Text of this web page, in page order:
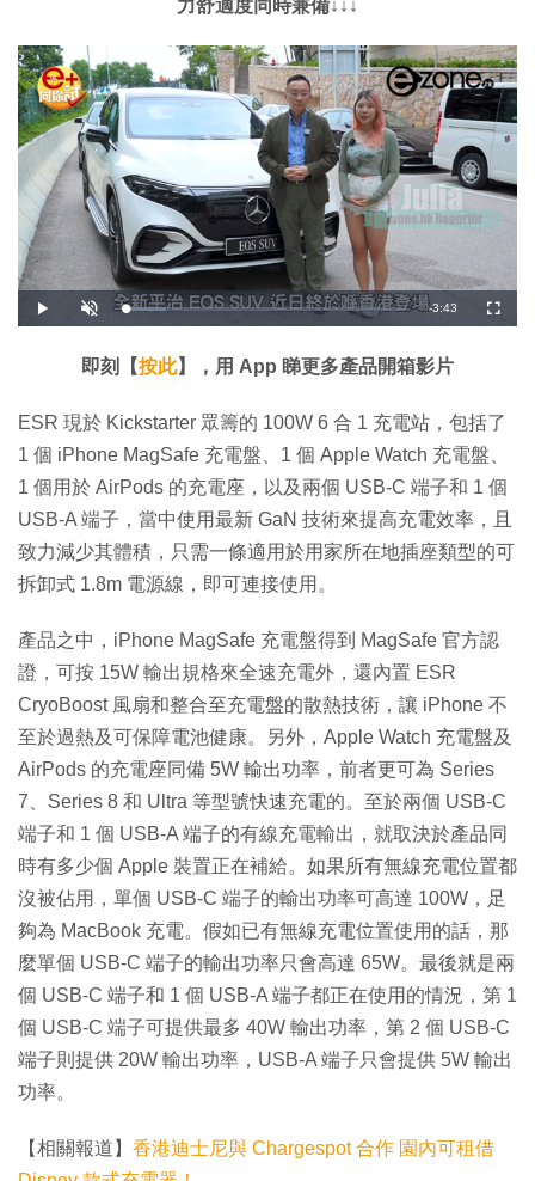
力舒適度同時兼備↓↓↓
播
放
開
啟
載
入
:
1
3
%
剩
時
-3:43
全
螢
即刻【按此】，用 App 睇更多產品開箱影片
ESR 現於 Kickstarter 眾籌的 100W 6 合 1 充電站，包括了
1 個 iPhone MagSafe 充電盤、1 個 Apple Watch 充電盤、
1 個用於 AirPods 的充電座，以及兩個 USB-C 端子和 1 個
USB-A 端子，當中使用最新 GaN 技術來提高充電效率，且
致力減少其體積，只需一條適用於用家所在地插座類型的可
拆卸式 1.8m 電源線，即可連接使用。
產品之中，iPhone MagSafe 充電盤得到 MagSafe 官方認
證，可按 15W 輸出規格來全速充電外，還內置 ESR
CryoBoost 風扇和整合至充電盤的散熱技術，讓 iPhone 不
至於過熱及可保障電池健康。另外，Apple Watch 充電盤及
AirPods 的充電座同備 5W 輸出功率，前者更可為 Series
7、Series 8 和 Ultra 等型號快速充電的。至於兩個 USB-C
端子和 1 個 USB-A 端子的有線充電輸出，就取決於產品同
時有多少個 Apple 裝置正在補給。如果所有無線充電位置都
沒被佔用，單個 USB-C 端子的輸出功率可高達 100W，足
夠為 MacBook 充電。假如已有無線充電位置使用的話，那
麼單個 USB-C 端子的輸出功率只會高達 65W。最後就是兩
個 USB-C 端子和 1 個 USB-A 端子都正在使用的情況，第 1
個 USB-C 端子可提供最多 40W 輸出功率，第 2 個 USB-C
端子則提供 20W 輸出功率，USB-A 端子只會提供 5W 輸出
功率。
【相關報道】 香港迪士尼與 Chargespot 合作 園內可租借